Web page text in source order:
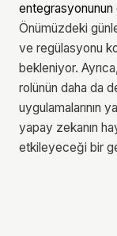
Önümüzdeki
ve regülasyonu
bekleniyor.
rolünün daha da
uygulamalarının
yapay zekanın
etkileyeceği bir